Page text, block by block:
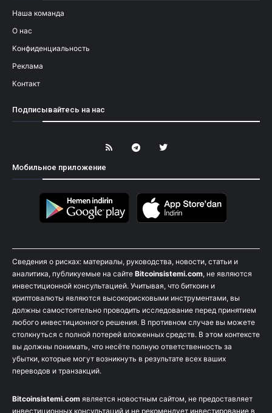
Наша команда
О нас
Конфиденциальность
Реклама
Контакт
Подписывайтесь на нас
Мобильное приложение
Сведения о рисках: материалы, руководства, новости, статьи и
аналитика, публикуемые на сайте Bitcoinsistemi.com, не являются
инвестиционной консультацией. Учитывая, что биткоин и
криптовалюты являются высокорисковыми инструментами, вы
должны самостоятельно проводить исследование перед принятием
любого инвестиционного решения. В противном случае вы можете
столкнуться с полной потерей вложенных средств. В этом контексте
вы должны понимать, что несёте полную ответственность за
убытки, которые могут возникнуть в результате всех ваших
переводов и транзакций.
Bitcoinsistemi.com является новостным сайтом, не предоставляет
инвестиционных консультаций и не рекомендует инвестирование в